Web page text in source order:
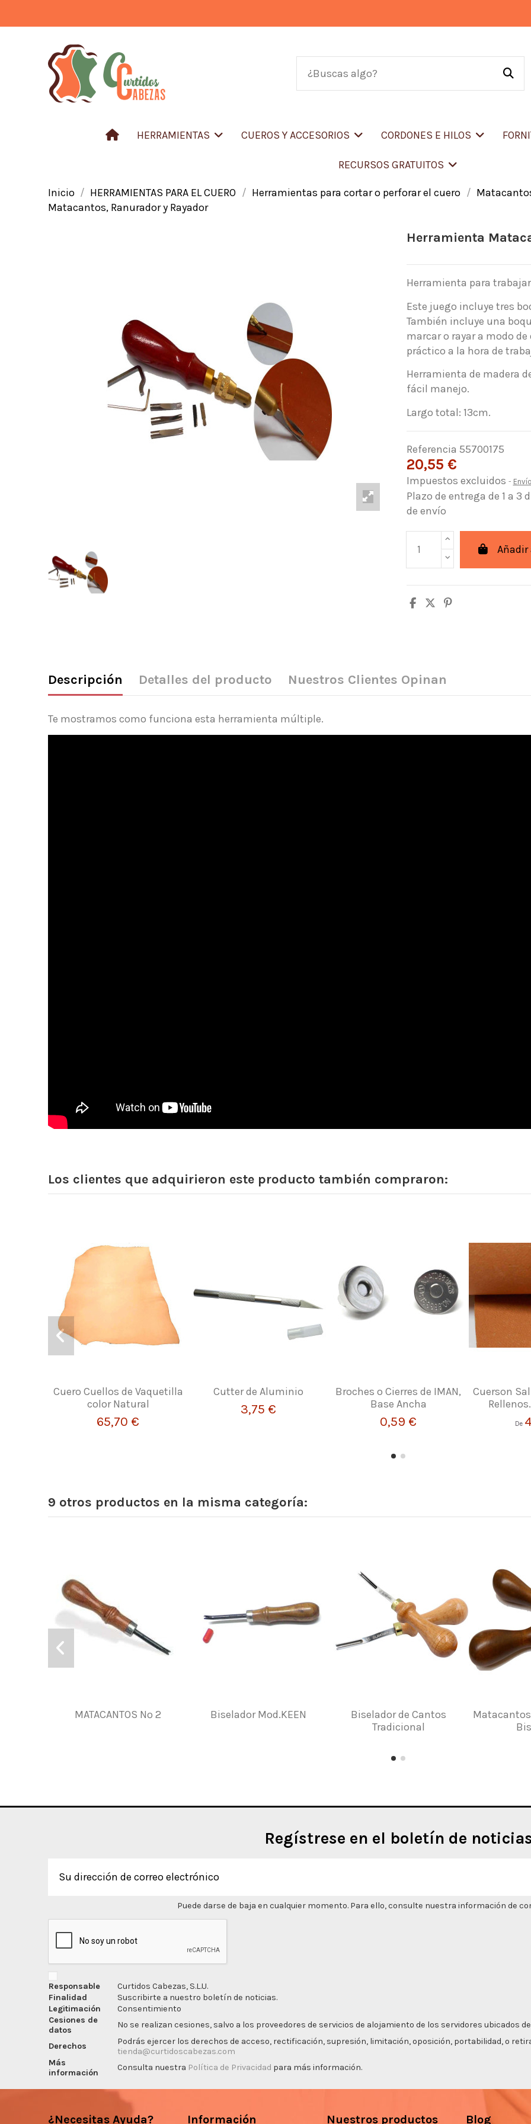
HERRAMIENTAS CUEROS Y ACCESORIOS CORDONES E HILOS
RECURSOS GRATUITOS
Inicio HERRAMIENTAS PARA EL CUERO Herramientas para cortar o perforar el cuero
Matacantos, Ranurador y Rayador
Herramienta
Herramienta para
Este juego incluye tres
También incluye una
marcar o rayar a modo
práctico a la hora de
Herramienta de madera
fácil manejo.
Largo total: 13cm.
Referencia 55700175
20,55 €
Impuestos excluidos
Plazo de entrega de 1 a
de envío
Descripción Detalles del producto Nuestros Clientes Opinan
Te mostramos como funciona esta herramienta múltiple.
Los clientes que adquirieron este producto también compraron:
Cuero Cuellos de Vaquetilla
color Natural
65,70 €
Cutter de Aluminio
3,75 €
Broches o Cierres de IMAN,
Base Ancha
0,59 €
Cuerson
De
9 otros productos en la misma categoría:
MATACANTOS Nº 2 Biselador Mod.KEEN
Biselador de Cantos
Tradicional
Regístrese en el boletín de
Puede darse de baja en cualquier momento. Para ello, consulte nuestra información de
Responsable
Curtidos Cabezas, S.L.U.
Finalidad
Suscribirte a nuestro boletín de noticias.
Legitimación
Consentimiento
Cesiones de
datos
No se realizan cesiones, salvo a los proveedores de servicios de alojamiento de los servidores ubicados
Derechos
Podrás ejercer los derechos de acceso, rectificación, supresión, limitación, oposición, portabilidad, o
tienda@curtidoscabezas.com
Más
información
Consulta nuestra Política de Privacidad para más información.
¿Necesitas Ayuda? Información Nuestros productos Blog